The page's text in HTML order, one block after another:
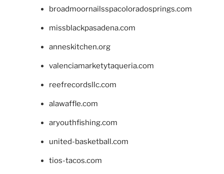
broadmoornailsspacoloradosprings.com
missblackpasadena.com
anneskitchen.org
valenciamarketytaqueria.com
reefrecordsllc.com
alawaffle.com
aryouthfishing.com
united-basketball.com
tios-tacos.com